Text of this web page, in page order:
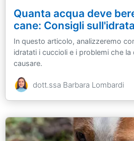
Quanta acqua deve
cane: Consigli
In questo articolo, analizzeremo
idratati i cuccioli e i problemi che
causare.
dott.ssa Barbara Lombardi